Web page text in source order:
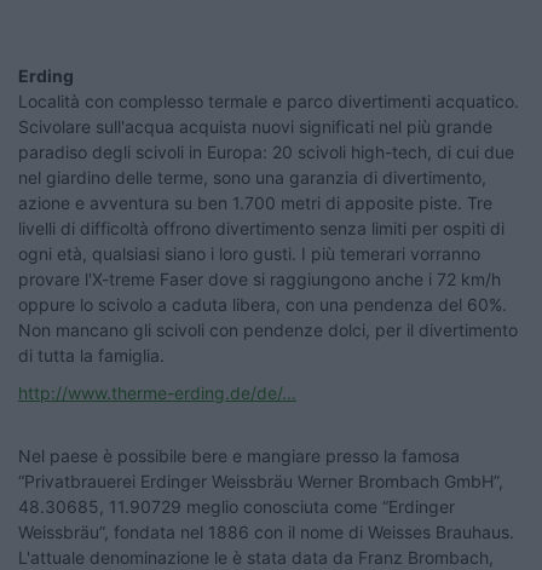
Erding
Località con complesso termale e parco divertimenti acquatico.
Scivolare sull'acqua acquista nuovi significati nel più grande
paradiso degli scivoli in Europa: 20 scivoli high-tech, di cui due
nel giardino delle terme, sono una garanzia di divertimento,
azione e avventura su ben 1.700 metri di apposite piste. Tre
livelli di difficoltà offrono divertimento senza limiti per ospiti di
ogni età, qualsiasi siano i loro gusti. I più temerari vorranno
provare l'X-treme Faser dove si raggiungono anche i 72 km/h
oppure lo scivolo a caduta libera, con una pendenza del 60%.
Non mancano gli scivoli con pendenze dolci, per il divertimento
di tutta la famiglia.
http://www.therme-erding.de/de/...
Nel paese è possibile bere e mangiare presso la famosa
“Privatbrauerei Erdinger Weissbräu Werner Brombach GmbH”,
48.30685, 11.90729 meglio conosciuta come “Erdinger
Weissbräu”, fondata nel 1886 con il nome di Weisses Brauhaus.
L'attuale denominazione le è stata data da Franz Brombach,